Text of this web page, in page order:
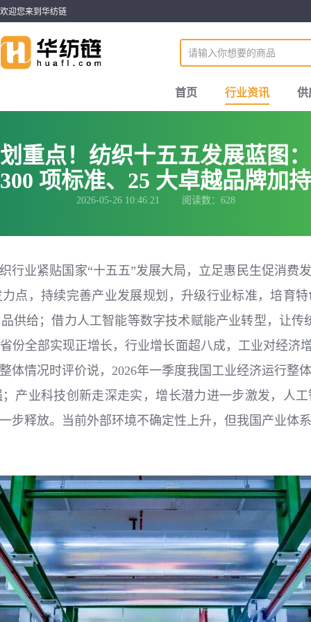
欢迎您来到华纺链
首页 行业资讯 供
划重点！纺织十五五发展蓝图：
300 项标准、25 大卓越品牌加持
2026-05-26 10:46:21 阅读数：628
行业紧贴国家“十五五”发展大局，立足惠民生促消费
点，持续完善产业发展规划，升级行业标准，培育
供给；借力人工智能等数字技术赋能产业转型，让传
份全部实现正增长，行业增长面超八成，工业对经济
体情况时评价说，2026年一季度我国工业经济运行整
产业科技创新走深走实，增长潜力进一步激发，人
步释放。当前外部环境不确定性上升，但我国产业体